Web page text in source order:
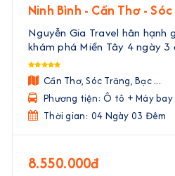
Ninh Bình - Cần Thơ -
Cà Mau | 4 Ngày 3 Đêm
Nguyễn Gia Travel hân hạnh
khám phá Miền Tây 4 ngày
đến với vẻ đẹp trù phú, văn
phong phú của vùng đất
hợp hoà ...
Cần Thơ, Sóc Trăng, Bạc ...
Phương tiện: Ô tô + Máy bay
Thời gian: 04 Ngày 03 Đêm
8.550.000đ